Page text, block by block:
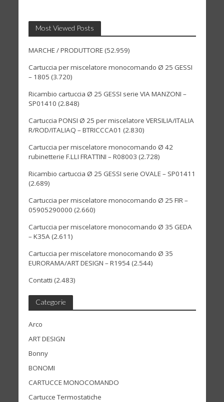
Most Viewed Posts
MARCHE / PRODUTTORE(52.959)
Cartuccia per miscelatore monocomando Ø 25 GESSI
– 1805 (3.720)
Ricambio cartuccia Ø 25 GESSI serie VIA MANZONI –
SP01410 (2.848)
Cartuccia PONSI Ø 25 per miscelatore VERSILIA/ITALIA
R/ROD/ITALIAQ – BTRICCCA01 (2.830)
Cartuccia per miscelatore monocomando Ø 42
rubinetterie F.LLI FRATTINI – R08003 (2.728)
Ricambio cartuccia Ø 25 GESSI serie OVALE – SP01411
(2.689)
Cartuccia per miscelatore monocomando Ø 25 FIR –
05905290000 (2.660)
Cartuccia per miscelatore monocomando Ø 35 GEDA
– K35A(2.611)
Cartuccia per miscelatore monocomando Ø 35
EURORAMA/ART DESIGN – R1954(2.544)
Contatti (2.483)
Categorie
Arco
ART DESIGN
Bonny
BONOMI
CARTUCCE MONOCOMANDO
Cartucce Termostatiche